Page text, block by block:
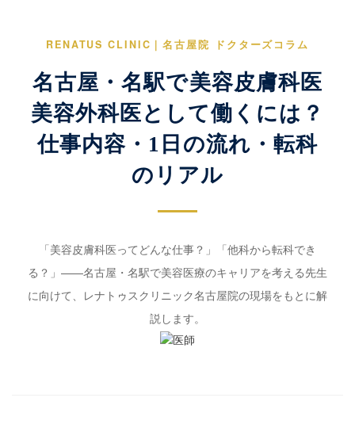
RENATUS CLINIC｜名古屋院 ドクターズコラム
名古屋・名駅で美容皮膚科医
美容外科医として働くには？
仕事内容・1日の流れ・転科
のリアル
「美容皮膚科医ってどんな仕事？」「他科から転科でき
る？」——名古屋・名駅で美容医療のキャリアを考える先生
に向けて、レナトゥスクリニック名古屋院の現場をもとに解
説します。